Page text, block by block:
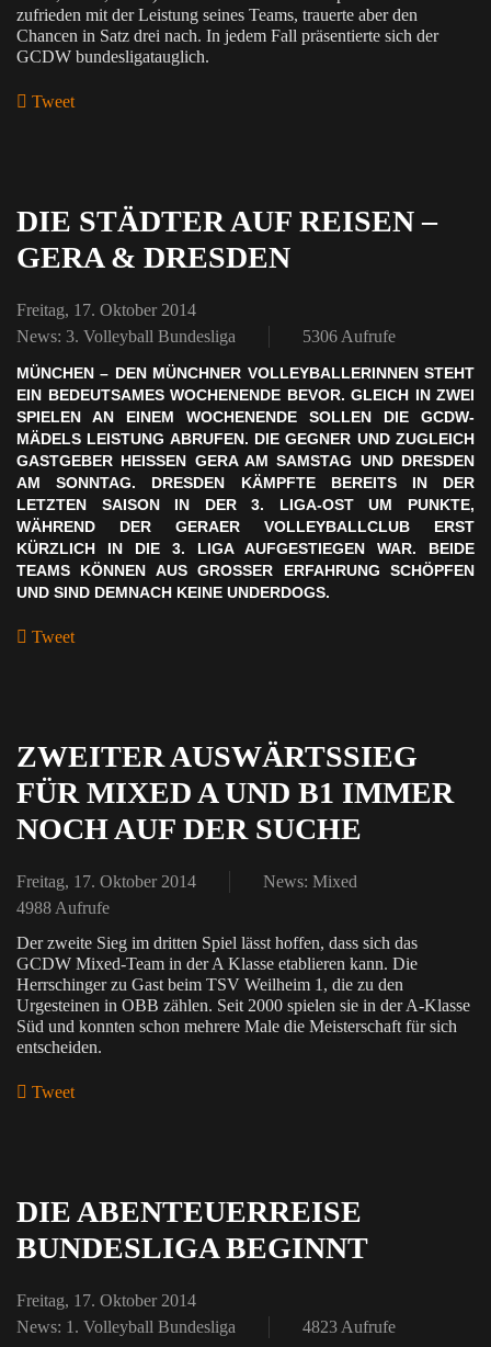
zufrieden mit der Leistung seines Teams, trauerte aber den
Chancen in Satz drei nach. In jedem Fall präsentierte sich der
GCDW bundesligatauglich.
Tweet
DIE STÄDTER AUF REISEN –
GERA & DRESDEN
Freitag, 17. Oktober 2014
News: 3. Volleyball Bundesliga
5306 Aufrufe
MÜNCHEN – DEN MÜNCHNER VOLLEYBALLERINNEN STEHT
EIN BEDEUTSAMES WOCHENENDE BEVOR. GLEICH IN ZWEI
SPIELEN AN EINEM WOCHENENDE SOLLEN DIE GCDW-
MÄDELS LEISTUNG ABRUFEN. DIE GEGNER UND ZUGLEICH
GASTGEBER HEISSEN GERA AM SAMSTAG UND DRESDEN A
M SONNTAG. DRESDEN KÄMPFTE BEREITS IN DER L
ETZTEN SAISON IN DER 3. LIGA-OST UM PUNKTE, W
ÄHREND DER GERAER VOLLEYBALLCLUB ERST K
ÜRZLICH IN DIE 3. LIGA AUFGESTIEGEN WAR. BEIDE T
EAMS KÖNNEN AUS GROSSER ERFAHRUNG SCHÖPFEN UN
D SIND DEMNACH KEINE UNDERDOGS.
Tweet
ZWEITER AUSWÄRTSSIEG
FÜR MIXED A UND B1 IMMER
NOCH AUF DER SUCHE
Freitag, 17. Oktober 2014
News: Mixed
4988 Aufrufe
Der zweite Sieg im dritten Spiel lässt hoffen, dass sich das
GCDW Mixed-Team in der A Klasse etablieren kann. Die
Herrschinger zu Gast beim TSV Weilheim 1, die zu den
Urgesteinen in OBB zählen. Seit 2000 spielen sie in der A-Klasse
Süd und konnten schon mehrere Male die Meisterschaft für sich
entscheiden.
Tweet
DIE ABENTEUERREISE
BUNDESLIGA BEGINNT
Freitag, 17. Oktober 2014
News: 1. Volleyball Bundesliga
4823 Aufrufe